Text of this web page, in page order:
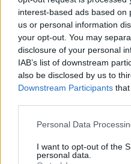
interest-based ads based on
us or personal information
your opt-out. You may
disclosure of your personal
IAB’s list of downstream
also be disclosed by us to
Downstream Participants
Personal Data
I want to opt-out of the
personal data.
tekstach literackich,
przestrzeni wielu
Refleksje o
narodowych.
na podstawie
fragmentów